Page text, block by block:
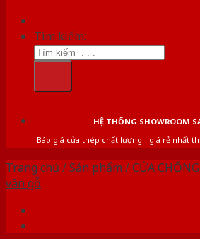
Tìm kiếm:
HỆ THỐNG SHOWROOM
Báo giá cửa thép chất lượng - giá rẻ nhất
Trang chủ /Sản phẩm /CỬA
vân gỗ